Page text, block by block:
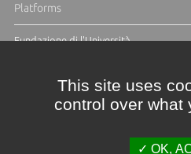
Platforms
Fundazione di l'Università
This site uses
control over what
OK,